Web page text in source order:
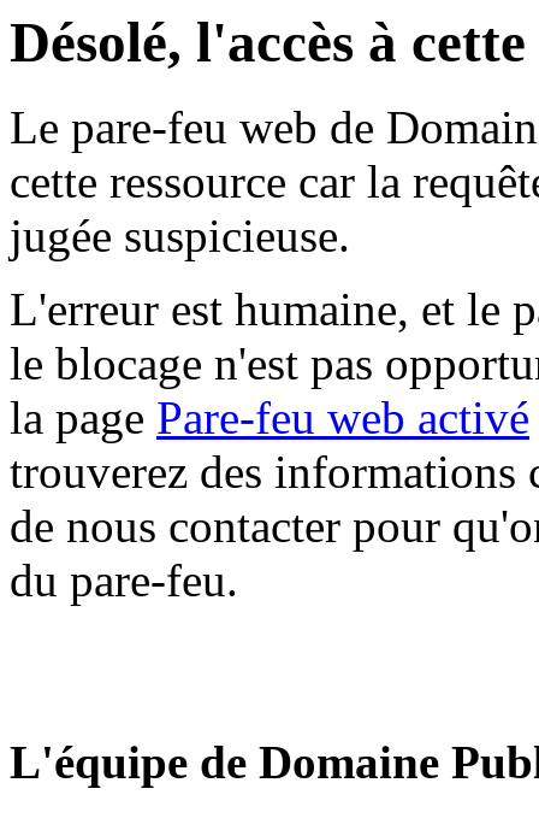
Désolé, l'accès à
Le pare-feu web de
cette ressource car la
jugée suspicieuse.
L'erreur est humaine, et le
le blocage n'est pas
la page Pare-feu web activé
trouverez des informations
de nous contacter pour
du pare-feu.
L'équipe de Domaine